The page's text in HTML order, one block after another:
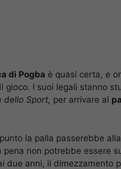
di Pogba è quasi certa, e
gioco. I suoi legali stanno
dello Sport, per arrivare al
la palla passerebbe alla
pena non potrebbe essere
due anni, il dimezzamento